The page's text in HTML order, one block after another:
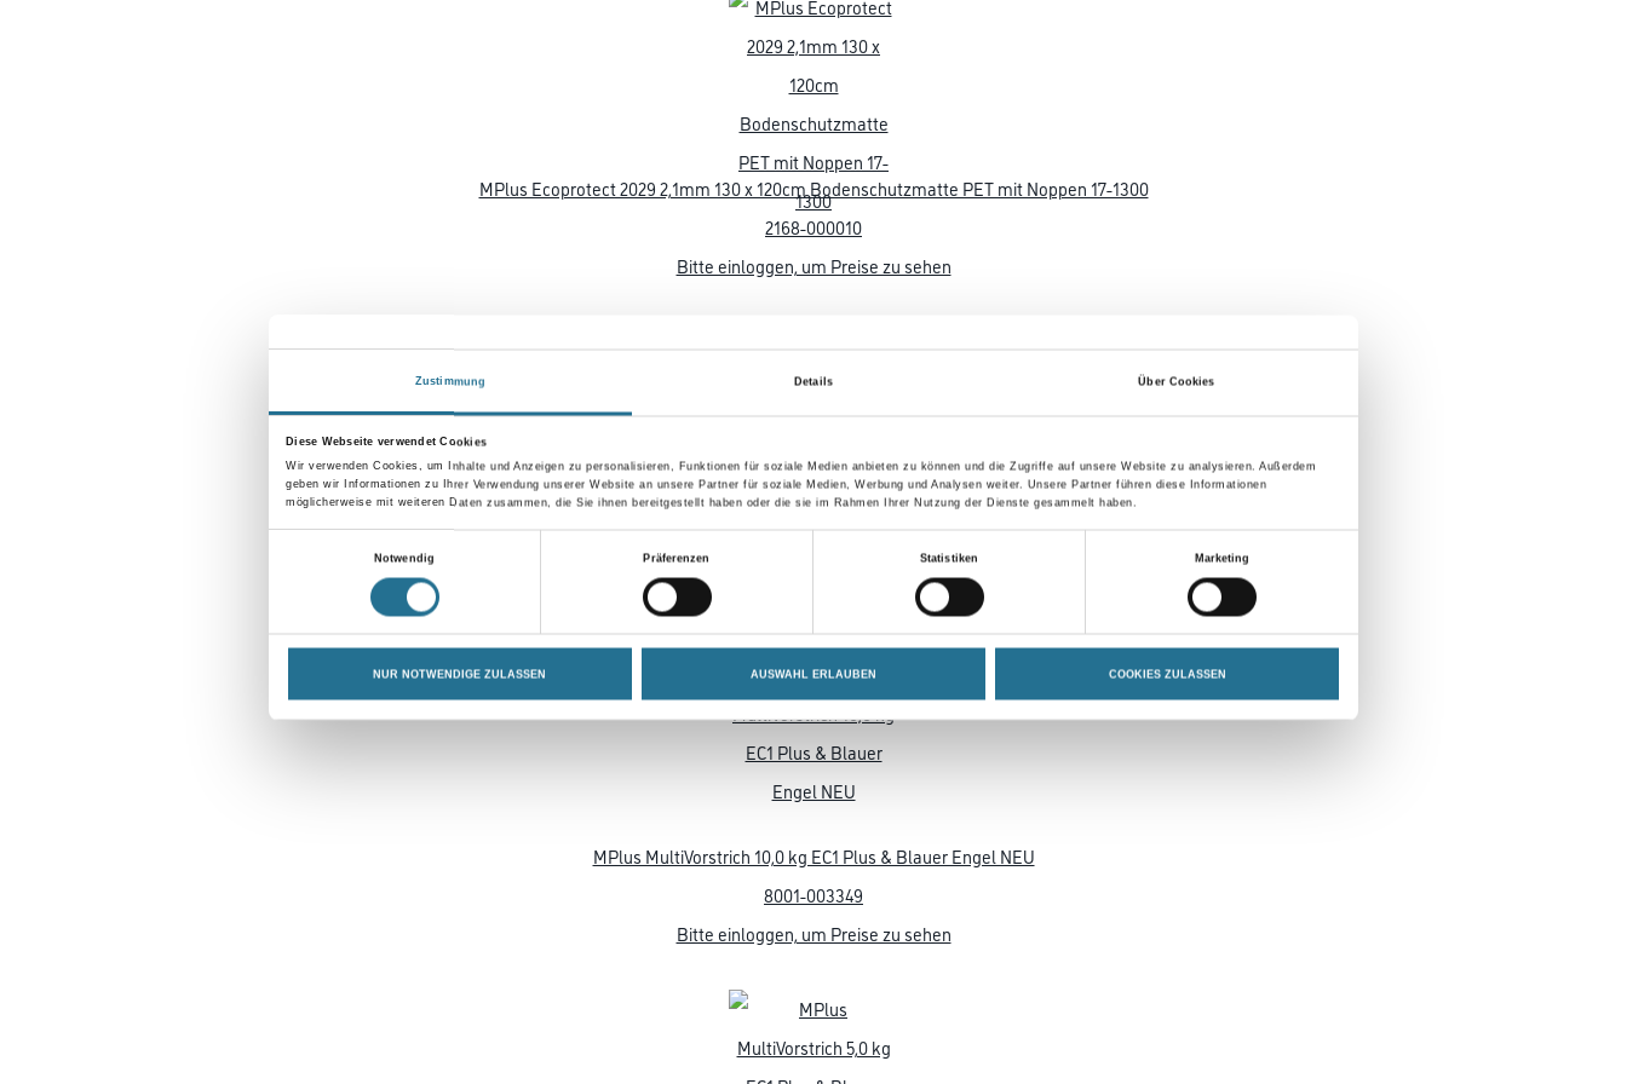
Zustimmung Details Über Cookies
Diese Webseite verwendet Cookies
Wir verwenden Cookies, um Inhalte und Anzeigen zu personalisieren, Funktionen für soziale Medien anbieten zu können und die Zugriffe auf unsere Website zu analysieren. Außerdem
geben wir Informationen zu Ihrer Verwendung unserer Website an unsere Partner für soziale Medien, Werbung und Analysen weiter. Unsere Partner führen diese Informationen
möglicherweise mit weiteren Daten zusammen, die Sie ihnen bereitgestellt haben oder die sie im Rahmen Ihrer Nutzung der Dienste gesammelt haben.
Notwendig
Präferenzen Statistiken Marketing
NUR NOTWENDIGE ZULASSEN AUSWAHL ERLAUBEN COOKIES ZULASSEN
MPlus Ecoprotect 2029 2,1mm 130 x 120cm Bodenschutzmatte PET mit Noppen 17-1300
2168-000010
Bitte einloggen, um Preise zu sehen
Bitte einloggen, um Preise zu sehen
MPlus MultiVorstrich 10,0 kg EC1 Plus & Blauer Engel NEU
8001-003349
Bitte einloggen, um Preise zu sehen